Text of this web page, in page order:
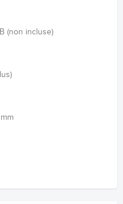
(non incluse)